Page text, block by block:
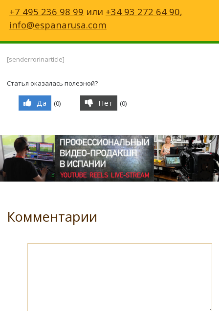
+7 495 236 98 99 или +34 93 272 64 90,
info@espanarusa.com
[senderrorinarticle]
Статья оказалась полезной?
Да (0) Нет (0)
Комментарии